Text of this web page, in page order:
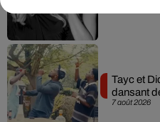
7 août 2026
Tayc et
dansant